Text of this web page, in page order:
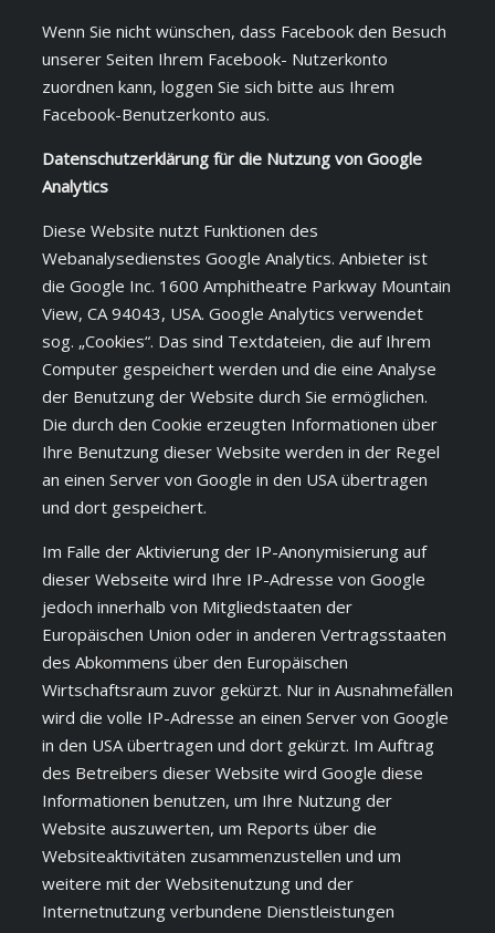
Wenn Sie nicht wünschen, dass Facebook den Besuch
unserer Seiten Ihrem Facebook- Nutzerkonto
zuordnen kann, loggen Sie sich bitte aus Ihrem
Facebook-Benutzerkonto aus.
Datenschutzerklärung für die Nutzung von Google
Analytics
Diese Website nutzt Funktionen des
Webanalysedienstes Google Analytics. Anbieter ist
die Google Inc. 1600 Amphitheatre Parkway Mountain
View, CA 94043, USA. Google Analytics verwendet
sog. „Cookies“. Das sind Textdateien, die auf Ihrem
Computer gespeichert werden und die eine Analyse
der Benutzung der Website durch Sie ermöglichen.
Die durch den Cookie erzeugten Informationen über
Ihre Benutzung dieser Website werden in der Regel
an einen Server von Google in den USA übertragen
und dort gespeichert.
Im Falle der Aktivierung der IP-Anonymisierung auf
dieser Webseite wird Ihre IP-Adresse von Google
jedoch innerhalb von Mitgliedstaaten der
Europäischen Union oder in anderen Vertragsstaaten
des Abkommens über den Europäischen
Wirtschaftsraum zuvor gekürzt. Nur in Ausnahmefällen
wird die volle IP-Adresse an einen Server von Google
in den USA übertragen und dort gekürzt. Im Auftrag
des Betreibers dieser Website wird Google diese
Informationen benutzen, um Ihre Nutzung der
Website auszuwerten, um Reports über die
Websiteaktivitäten zusammenzustellen und um
weitere mit der Websitenutzung und der
Internetnutzung verbundene Dienstleistungen